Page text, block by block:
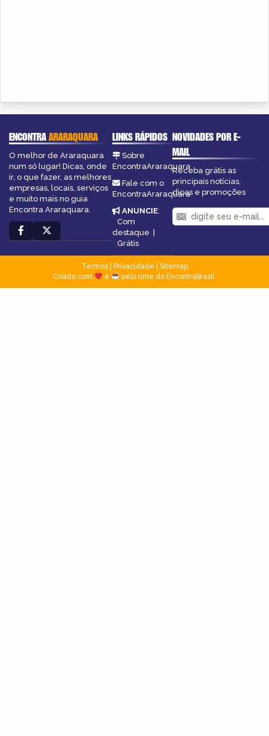
ENCONTRAARARAQUARA
O melhor de Araraquara
num só lugar! Dicas, onde
ir, o que fazer, as melhores
empresas, locais, serviços
e muito mais no guia
Encontra Araraquara.
LINKS RÁPIDOS
Sobre
EncontraAraraquara
Fale com o
EncontraAraraquara
ANUNCIE:
Com
destaque |
Grátis
NOVIDADES POR E-
MAIL
Receba grátis as
principais notícias,
dicas e promoções
Termos| Privacidade
Sitemap
Criado com
e pelo time do EncontraBrasil